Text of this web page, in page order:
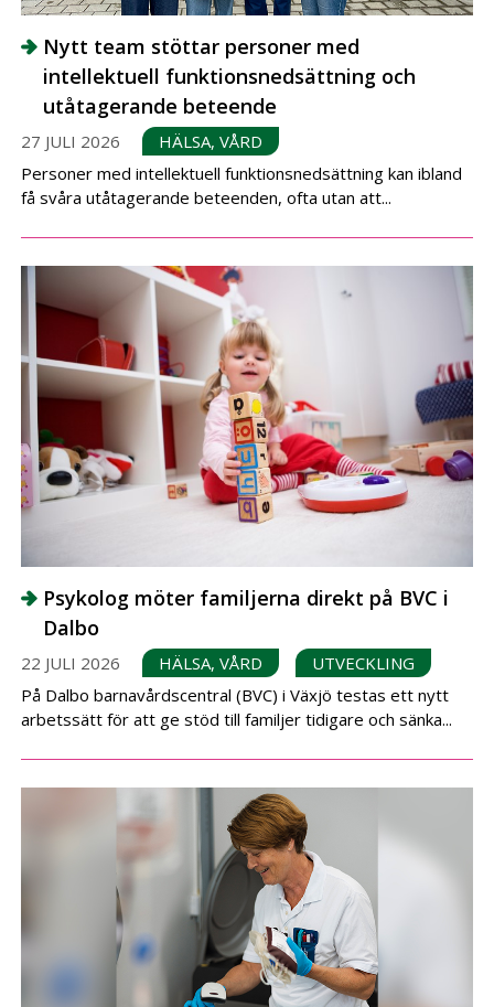
Nytt team stöttar personer med
intellektuell funktionsnedsättning och
utåtagerande beteende
27 JULI 2026
HÄLSA, VÅRD
Personer med intellektuell funktionsnedsättning kan ibland
få svåra utåtagerande beteenden, ofta utan att...
Psykolog möter familjerna direkt på BVC i
Dalbo
22 JULI 2026 HÄLSA, VÅRD
UTVECKLING
På Dalbo barnavårdscentral (BVC) i Växjö testas ett nytt
arbetssätt för att ge stöd till familjer tidigare och sänka...